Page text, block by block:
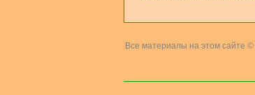
Все материалы на этом сайте ©